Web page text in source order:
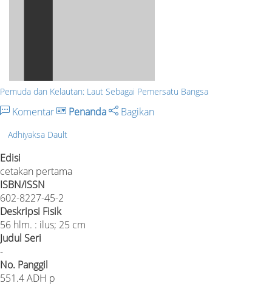
Pemuda dan Kelautan: Laut Sebagai Pemersatu Bangsa
Komentar Penanda Bagikan
Adhiyaksa Dault
Edisi
cetakan pertama
ISBN/ISSN
602-8227-45-2
Deskripsi Fisik
56 hlm. : ilus; 25 cm
Judul Seri
-
No. Panggil
551.4 ADH p